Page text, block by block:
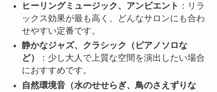
ヒーリングミュージック、アンビエント ：リラ
ックス効果が最も高く、どんなサロンにも合わ
せやすい定番です。
静かなジャズ、クラシック（ピアノソロな
ど）
：少し大人で上質な空間を演出したい場合
におすすめです。
自然環境音（水のせせらぎ、鳥のさえずりな